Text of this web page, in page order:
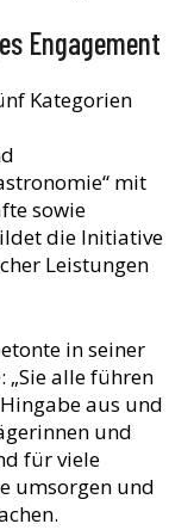
Engagement
Kategorien
mit
sowie
die Initiative
Leistungen
in seiner
alle führen
aus und
und
für viele
umsorgen und